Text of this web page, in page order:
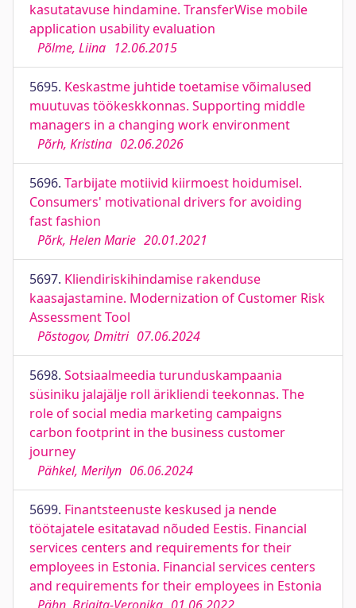
kasutatavuse hindamine. TransferWise mobile
application usability evaluation
Põlme, Liina 12.06.2015
5695. Keskastme juhtide toetamise võimalused
muutuvas töökeskkonnas. Supporting middle
managers in a changing work environment
Põrh, Kristina 02.06.2026
5696. Tarbijate motiivid kiirmoest hoidumisel.
Consumers' motivational drivers for avoiding
fast fashion
Põrk, Helen Marie 20.01.2021
5697. Kliendiriskihindamise rakenduse
kaasajastamine. Modernization of Customer Risk
Assessment Tool
Põstogov, Dmitri 07.06.2024
5698. Sotsiaalmeedia turunduskampaania
süsiniku jalajälje roll ärikliendi teekonnas. The
role of social media marketing campaigns
carbon footprint in the business customer
journey
Pähkel, Merilyn 06.06.2024
5699. Finantsteenuste keskused ja nende
töötajatele esitatavad nõuded Eestis. Financial
services centers and requirements for their
employees in Estonia. Financial services centers
and requirements for their employees in Estonia